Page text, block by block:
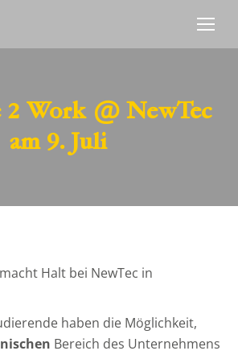
2 Work @ NewTec
am 9. Juli
Halt bei NewTec in
haben die Möglichkeit,
Bereich des Unternehmens